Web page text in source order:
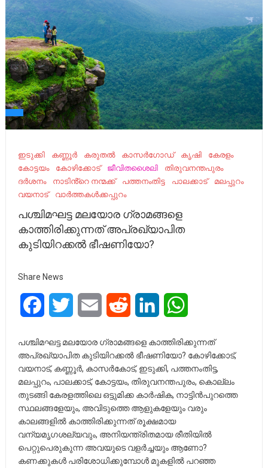
ഇടുക്കി കണ്ണൂർ കരുതൽ കാസർഗോഡ് കൃഷി
കേരളം
കോട്ടയം
കോഴിക്കോട് ജീവിതശൈലി
തിരുവനന്തപുരം
ദർശനം
നാടിൻ്റെ നന്മക്ക് പത്തനംതിട്ട പാലക്കാട്
മലപ്പുറം
വയനാട്
വാർത്തകൾക്കപ്പുറം
പശ്ചിമഘട്ട മലയോര ഗ്രാമങ്ങളെ
കാത്തിരിക്കുന്നത് അപ്രഖ്യാപിത
കുടിയിറക്കൽ ഭീഷണിയോ?
Share News
FacebookTwitter Email Reddit LinkedIn
പശ്ചിമഘട്ട മലയോര ഗ്രാമങ്ങളെ കാത്തിരിക്കുന്നത്
അപ്രഖ്യാപിത കുടിയിറക്കൽ ഭീഷണിയോ? കോഴിക്കോട്,
വയനാട്, കണ്ണൂർ, കാസർകോട്, ഇടുക്കി, പത്തനംതിട്ട,
മലപ്പുറം, പാലക്കാട്, കോട്ടയം, തിരുവനന്തപുരം, കൊല്ലം
തുടങ്ങി കേരളത്തിലെ ഒട്ടുമിക്ക കാർഷിക, നാട്ടിൻപുറത്തെ
സ്ഥലങ്ങളേയും, അവിടുത്തെ ആളുകളേയും വരും
കാലങ്ങളിൽ കാത്തിരിക്കുന്നത് രൂക്ഷമായ
വന്യമൃഗശല്യവും, അനിയന്ത്രിതമായ രീതിയിൽ
പെറ്റുപെരുകുന്ന അവയുടെ വളർച്ചയും ആണോ?
കണക്കുകൾ പരിശോധിക്കുമ്പോൾ മുകളിൽ പറഞ്ഞ